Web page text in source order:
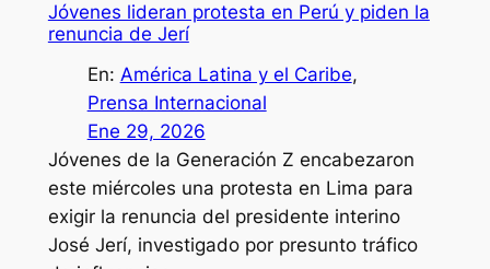
Jóvenes lideran protesta en Perú y piden la
renuncia de Jerí
En: América Latina y el Caribe
Prensa Internacional
Ene 29, 2026
Jóvenes de la Generación Z encabezaron
este miércoles una protesta en Lima para
exigir la renuncia del presidente interino
José Jerí, investigado por presunto tráfico